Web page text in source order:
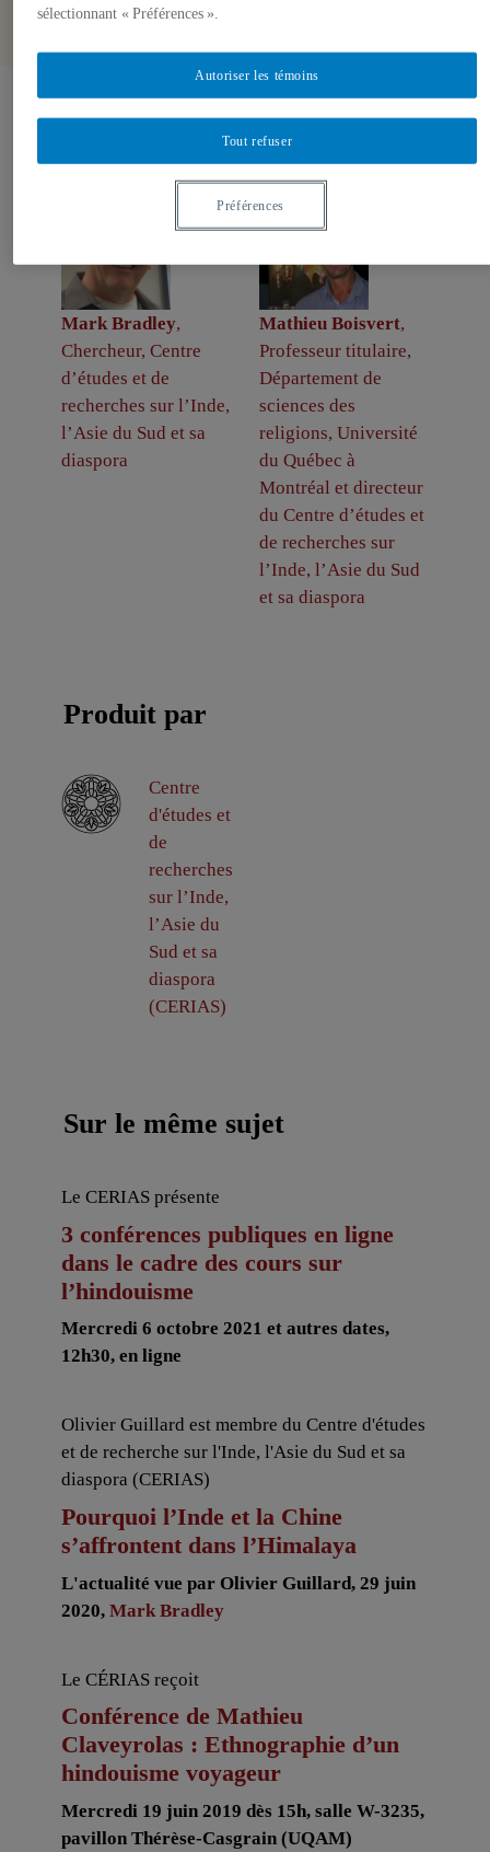
Auteurs-trices
Mark Bradley,
Chercheur, Centre
d’études et de
recherches sur l’Inde,
l’Asie du Sud et sa
diaspora
Mathieu Boisvert,
Professeur titulaire,
Département de
sciences des
religions, Université
du Québec à
Montréal et directeur
du Centre d’études et
de recherches sur
l’Inde, l’Asie du Sud
et sa diaspora
Produit par
Centre
d'études et
de
recherches
sur l’Inde,
l’Asie du
Sud et sa
diaspora
(CERIAS)
Sur le même sujet
Le CERIAS présente
3 conférences publiques en ligne
dans le cadre des cours sur
l’hindouisme
Mercredi 6 octobre 2021 et autres dates,
12h30, en ligne
Olivier Guillard est membre du Centre d'études
et de recherche sur l'Inde, l'Asie du Sud et sa
diaspora (CERIAS)
Pourquoi l’Inde et la Chine
s’affrontent dans l’Himalaya
L'actualité vue par Olivier Guillard, 29 juin
2020, Mark Bradley
Le CÉRIAS reçoit
Conférence de Mathieu
Claveyrolas : Ethnographie d’un
hindouisme voyageur
Mercredi 19 juin 2019 dès 15h, salle W-3235,
pavillon Thérèse-Casgrain (UQAM)
sélectionnant « Préférences ».
Tout refuser
Autoriser les témoins
Préférences